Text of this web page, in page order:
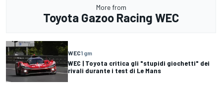
More from
Toyota Gazoo Racing WEC
WEC1 gm
WEC | Toyota critica gli "stupidi giochetti" dei
rivali durante i test di Le Mans